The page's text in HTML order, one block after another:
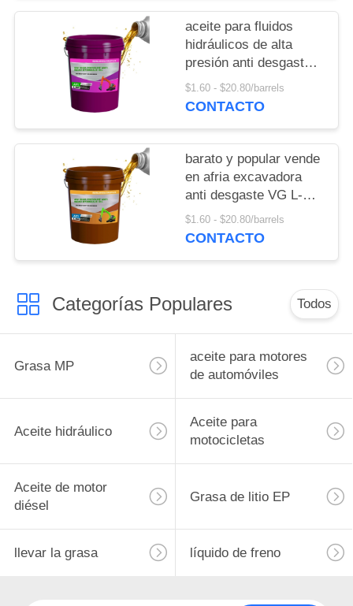
aceite para fluidos
hidráulicos de alta
presión anti desgaste
VG L HM 68
$1.60 - $20.80/barrels
CONTACTO
barato y popular vende
en afria excavadora
anti desgaste VG L-HM
46 aceite hidráulico
$1.60 - $20.80/barrels
CONTACTO
Categorías Populares Todos
Grasa MP
aceite para motores
de automóviles
Aceite hidráulico
Aceite para
motocicletas
Aceite de motor
diésel
Grasa de litio EP
llevar la grasa líquido de freno